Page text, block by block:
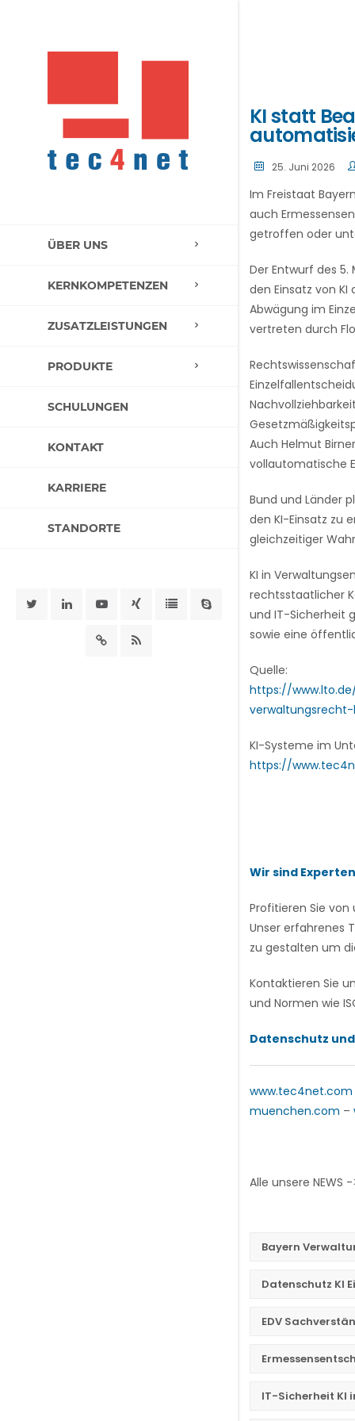
ÜBER UNS
KERNKOMPETENZEN
ZUSATZLEISTUNGEN
PRODUKTE
SCHULUNGEN
KONTAKT
KARRIERE
STANDORTE
KI statt
25. Juni 2026
Im Freistaat
auch
getroffen oder
Der Entwurf des
den Einsatz von
Abwägung im
vertreten durch
Auch Helmut
vollautomatische
Bund und Länder
den KI-Einsatz zu
gleichzeitiger
KI in
rechtsstaatlicher
und IT-Sicherheit
sowie eine
Quelle:
https://
KI-Systeme im
https://
Wir sind
Profitieren Sie
Unser erfahrenes
zu gestalten um
Kontaktieren Sie
und Normen wie
Datenschutz
www.tec4net.com
muenchen.com –
Alle unsere NEWS -
Bayern
Datenschutz KI
EDV
IT-Sicherheit KI